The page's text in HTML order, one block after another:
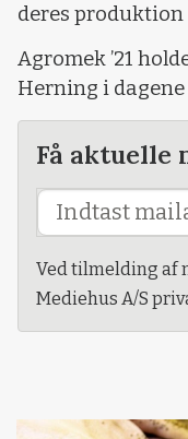
deres produktion
Agromek ’21
Herning i dagene
Få aktuelle
Ved tilmelding af
Mediehus A/S